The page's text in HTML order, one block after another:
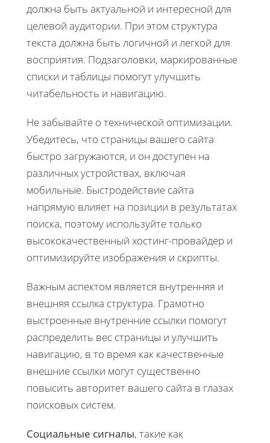
должна быть актуальной и интересной для
целевой аудитории. При этом структура
текста должна быть логичной и легкой для
восприятия. Подзаголовки, маркированные
списки и таблицы помогут улучшить
читабельность и навигацию.
Не забывайте о технической оптимизации.
Убедитесь, что страницы вашего сайта
быстро загружаются, и он доступен на
различных устройствах, включая
мобильные. Быстродействие сайта
напрямую влияет на позиции в результатах
поиска, поэтому используйте только
высококачественный хостинг-провайдер и
оптимизируйте изображения и скрипты.
Важным аспектом является внутренняя и
внешняя ссылка структура. Грамотно
выстроенные внутренние ссылки помогут
распределить вес страницы и улучшить
навигацию, в то время как качественные
внешние ссылки могут существенно
повысить авторитет вашего сайта в глазах
поисковых систем.
Социальные сигналы, такие как